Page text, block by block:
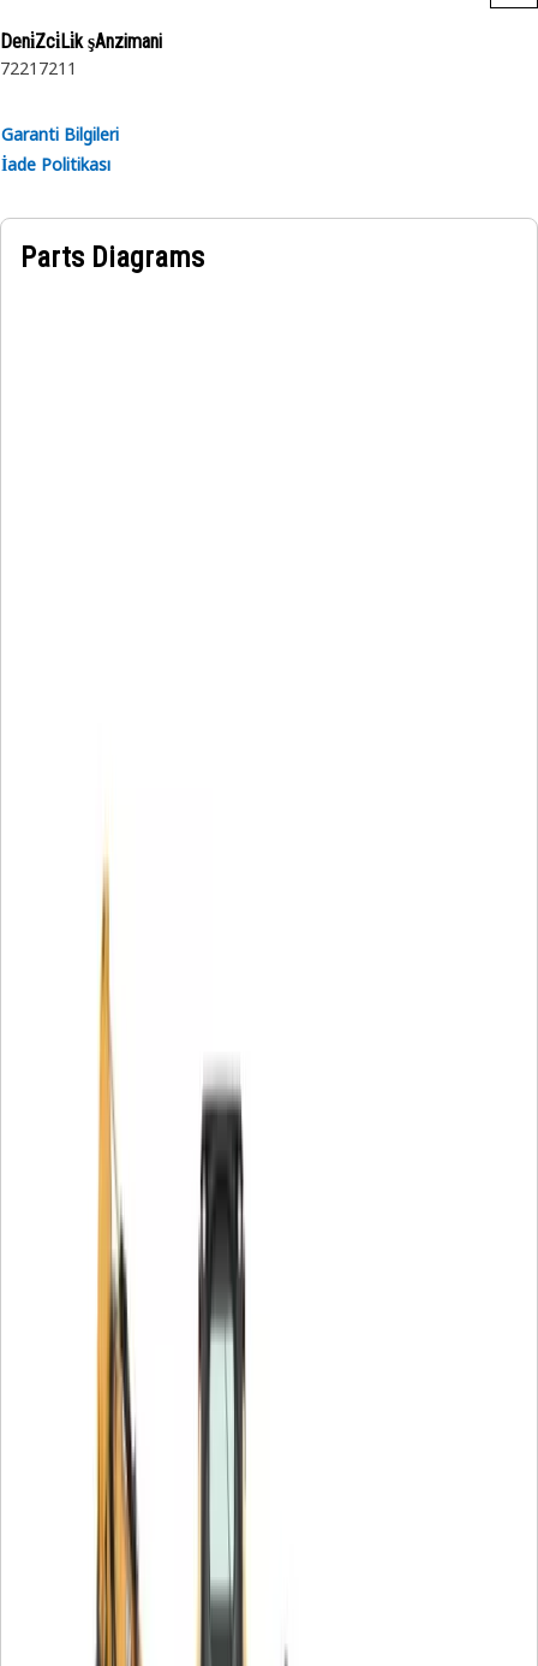
Deni̇Zci̇Li̇k şAnzimani
7221 7211
Garanti Bilgileri
İade Politikası
Parts Diagrams